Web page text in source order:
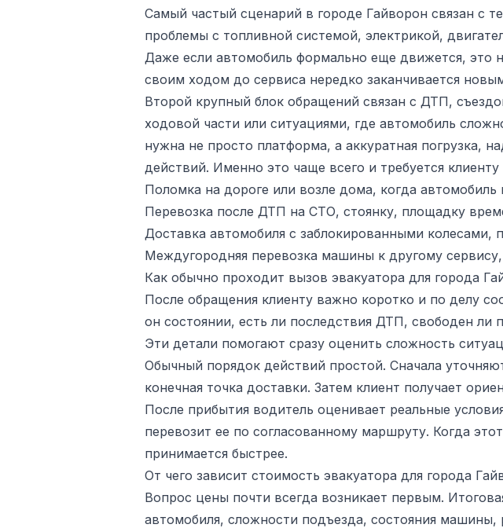
Самый частый сценарий в городе Гайворон связан с
проблемы с топливной системой, электрикой,
Даже если автомобиль формально еще движется, это
своим ходом до сервиса нередко заканчивается
Второй крупный блок обращений связан с ДТП,
ходовой части или ситуациями, где автомобиль
нужна не просто платформа, а аккуратная погрузка,
действий. Именно это чаще всего и требуется
Поломка на дороге или возле дома, когда автомобиль
Перевозка после ДТП на СТО, стоянку, площадку
Доставка автомобиля с заблокированными
Междугородняя перевозка машины к другому
Как обычно проходит вызов эвакуатора для города
После обращения клиенту важно коротко и по делу
он состоянии, есть ли последствия ДТП, свободен ли
Эти детали помогают сразу оценить сложность
Обычный порядок действий простой. Сначала
конечная точка доставки. Затем клиент получает
После прибытия водитель оценивает реальные
перевозит ее по согласованному маршруту. Когда
принимается быстрее.
От чего зависит стоимость эвакуатора для города
Вопрос цены почти всегда возникает первым.
автомобиля, сложности подъезда, состояния машины,